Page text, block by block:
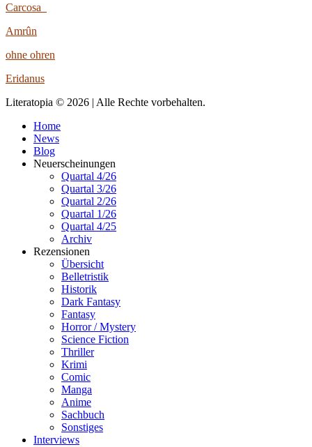
Carcosa
Amrûn
ohne ohren
Eridanus
Literatopia © 2026 | Alle Rechte vorbehalten.
Home
News
Blog
Neuerscheinungen
Quartal 4/26
Quartal 3/26
Quartal 2/26
Quartal 1/26
Quartal 4/25
Archiv
Rezensionen
Übersicht
Belletristik
Historik
Dark Fantasy
Fantasy
Horror / Mystery
Science Fiction
Thriller
Krimi
Comic
Manga
Anime
Sachbuch
Sonstiges
Interviews